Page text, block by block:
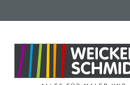
springen
springen